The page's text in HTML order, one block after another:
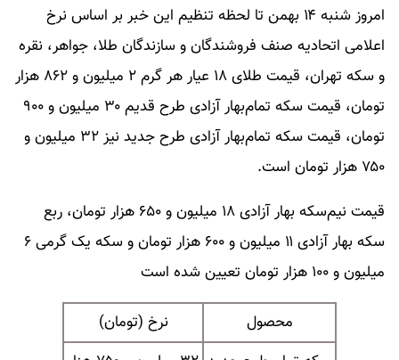
امروز شنبه ۱۴ بهمن تا لحظه تنظیم این خبر بر اساس نرخ
اعلامی اتحادیه صنف فروشندگان و سازندگان طلا، جواهر، نقره
و سکه تهران، قیمت طلای ۱۸ عیار هر گرم ۲ میلیون و ۸۶۲ هزار
تومان، قیمت سکه تمام‌بهار آزادی طرح قدیم ۳۰ میلیون و ۹۰۰
تومان، قیمت سکه تمام‌بهار آزادی طرح جدید نیز ۳۲ میلیون و
۷۵۰ هزار تومان است.
قیمت نیم‌سکه بهار آزادی ۱۸ میلیون و ۶۵۰ هزار تومان، ربع
سکه بهار آزادی ۱۱ میلیون و ۶۰۰ هزار تومان و سکه یک‌ گرمی ۶
میلیون و ۱۰۰ هزار تومان تعیین شده است
محصول
نرخ (تومان)